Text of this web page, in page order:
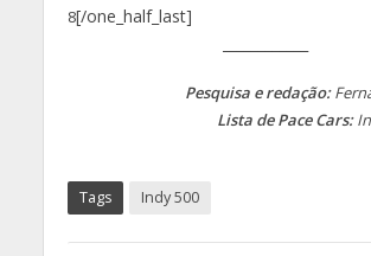
8[/one_half_last]
Pesquisa e redação:
Lista de Pace Cars:
Tags Indy 500